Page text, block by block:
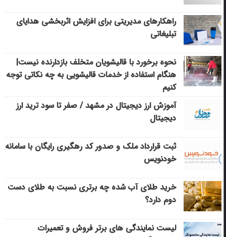
راهکارهای مدیریتی برای افزایش اثربخشی هدایای
تبلیغاتی
نحوه برخورد با قالیشویان متخلف بازدارنده نیست|
هنگام استفاده از خدمات قالیشویی به چه نکاتی توجه
کنیم
آموزش ارز دیجیتال در مشهد / صفر تا سود ترید ارز
دیجیتال
ثبت قرارداد ملک و صدور کد رهگیری رایگان با سامانه
خودنویس
خرید طلای آب شده چه برتری نسبت به طلای دست
دوم دارد؟
لیست نمایندگی های برتر فروش و تعمیرات